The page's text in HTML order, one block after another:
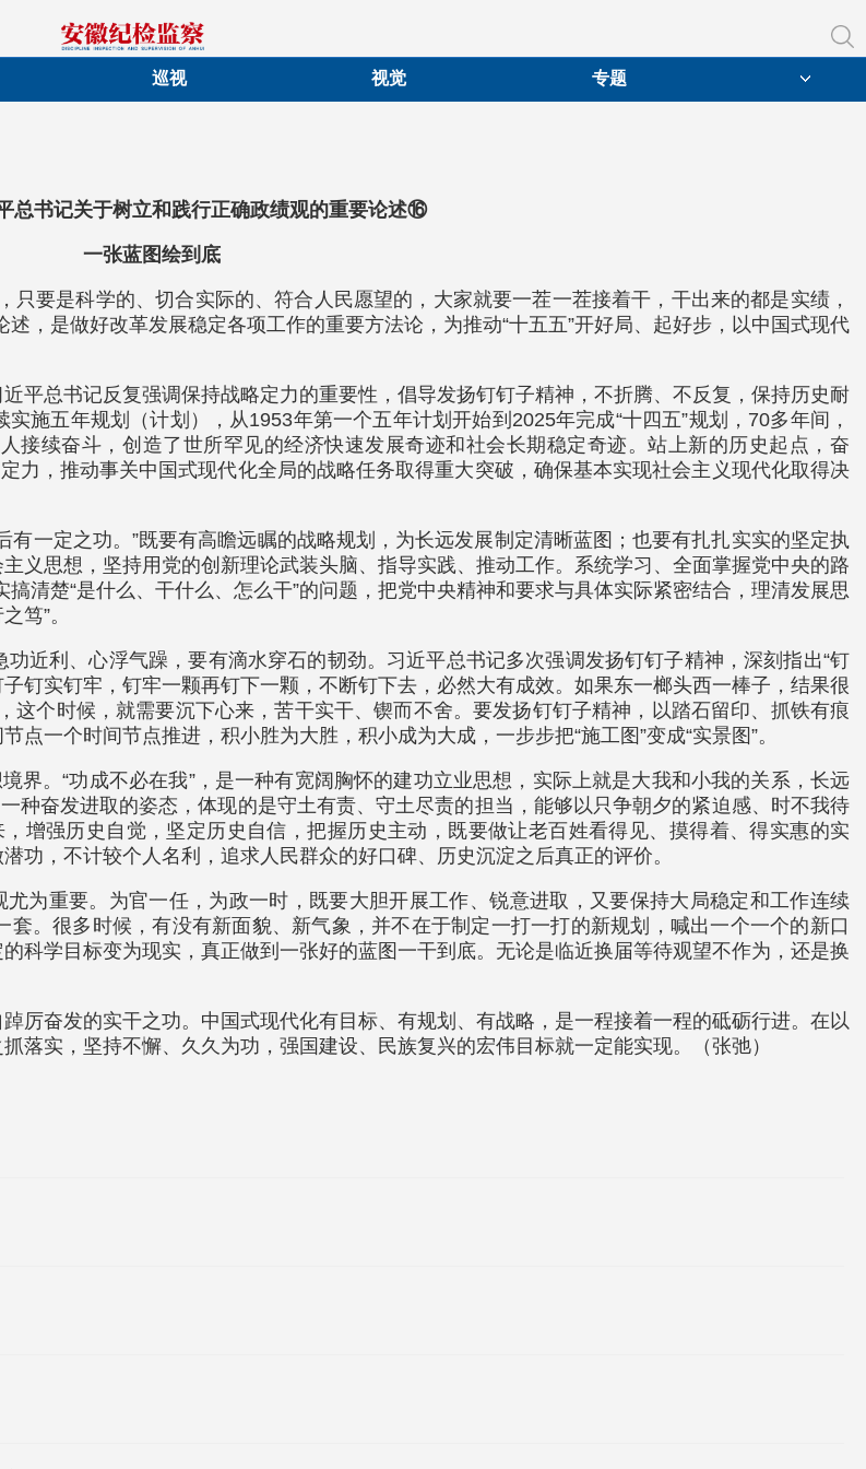
巡视 视觉 专题
总书记关于树立和践行正确政绩观的重要论述⑯
一张蓝图绘到底
要是科学的、切合实际的、符合人民愿望的，大家就要一茬一茬接着干，干出来的都是实绩，
，是做好改革发展稳定各项工作的重要方法论，为推动“十五五”开好局、起好步，以中国式现代
平总书记反复强调保持战略定力的重要性，倡导发扬钉钉子精神，不折腾、不反复，保持历史耐
施五年规划（计划），从1953年第一个五年计划开始到2025年完成“十四五”规划，70多年间，
接续奋斗，创造了世所罕见的经济快速发展奇迹和社会长期稳定奇迹。站上新的历史起点，奋
力，推动事关中国式现代化全局的战略任务取得重大突破，确保基本实现社会主义现代化取得决
一定之功。”既要有高瞻远瞩的战略规划，为长远发展制定清晰蓝图；也要有扎扎实实的坚定执
义思想，坚持用党的创新理论武装头脑、指导实践、推动工作。系统学习、全面掌握党中央的路
清楚“是什么、干什么、怎么干”的问题，把党中央精神和要求与具体实际紧密结合，理清发展思
笃”。
近利、心浮气躁，要有滴水穿石的韧劲。习近平总书记多次强调发扬钉钉子精神，深刻指出“钉
钉实钉牢，钉牢一颗再钉下一颗，不断钉下去，必然大有成效。如果东一榔头西一棒子，结果很
这个时候，就需要沉下心来，苦干实干、锲而不舍。要发扬钉钉子精神，以踏石留印、抓铁有痕
一个时间节点推进，积小胜为大胜，积小成为大成，一步步把“施工图”变成“实景图”。
界。“功成不必在我”，是一种有宽阔胸怀的建功立业思想，实际上就是大我和小我的关系，长远
种奋发进取的姿态，体现的是守土有责、守土尽责的担当，能够以只争朝夕的紧迫感、时不我待
增强历史自觉，坚定历史自信，把握历史主动，既要做让老百姓看得见、摸得着、得实惠的实
功，不计较个人名利，追求人民群众的好口碑、历史沉淀之后真正的评价。
为重要。为官一任，为政一时，既要大胆开展工作、锐意进取，又要保持大局稳定和工作连续
。很多时候，有没有新面貌、新气象，并不在于制定一打一打的新规划，喊出一个一个的新口
科学目标变为现实，真正做到一张好的蓝图一干到底。无论是临近换届等待观望不作为，还是换
厉奋发的实干之功。中国式现代化有目标、有规划、有战略，是一程接着一程的砥砺行进。在以
落实，坚持不懈、久久为功，强国建设、民族复兴的宏伟目标就一定能实现。（张弛）